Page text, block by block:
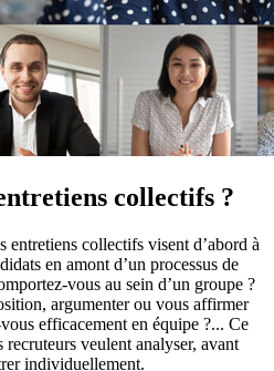
collectifs ?
entretiens collectifs visent d’abord à
en amont d’un processus de
vous au sein d’un groupe ?
argumenter ou vous affirmer
efficacement en équipe ?... Ce
recruteurs veulent analyser, avant
individuellement.